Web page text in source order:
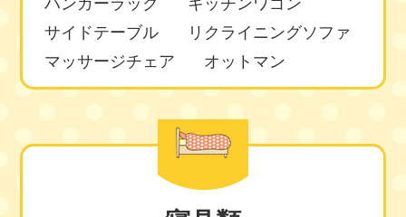
サイドテーブル
リクライニングソファ
マッサージチェア
オットマン